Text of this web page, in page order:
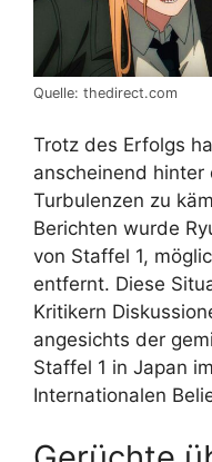
Quelle: thedirect.com
Trotz des Erfolgs
anscheinend hinter
Turbulenzen zu
Berichten wurde
von Staffel 1,
entfernt. Diese
Kritikern
angesichts der
Staffel 1 in Japan
Internationalen